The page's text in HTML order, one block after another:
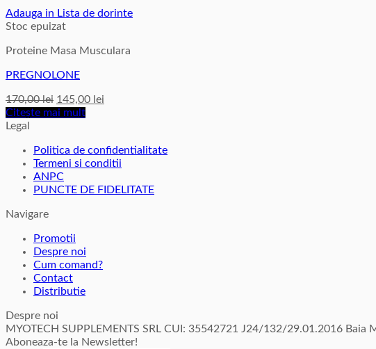
Adauga in Lista de dorinte
Stoc epuizat
Proteine Masa Musculara
PREGNOLONE
170,00lei Prețul
inițial
170,00 lei.
145,00 lei
Citește mai mult
Legal
Politica de confidentialitate
Termeni si conditii
ANPC
PUNCTE DE FIDELITATE
Navigare
Promotii
Despre noi
Cum comand?
Contact
Distributie
Despre noi
MYOTECH SUPPLEMENTS SRL CUI: 35542721 J24/132/29.01.2016 Baia
Aboneaza-te la Newsletter!